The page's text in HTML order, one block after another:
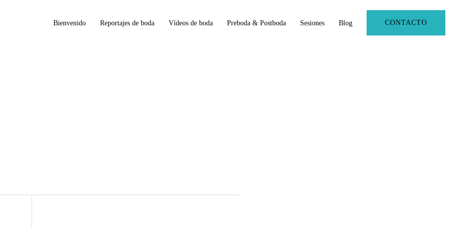
Bienvenido Reportajes de boda Vídeos de boda Preboda & Postboda Sesiones Blog CONTACTO